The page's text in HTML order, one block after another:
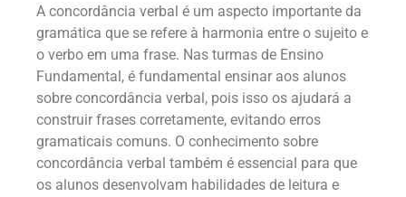
A concordância verbal é um aspecto importante da
gramática que se refere à harmonia entre o sujeito e
o verbo em uma frase. Nas turmas de Ensino
Fundamental, é fundamental ensinar aos alunos
sobre concordância verbal, pois isso os ajudará a
construir frases corretamente, evitando erros
gramaticais comuns. O conhecimento sobre
concordância verbal também é essencial para que
os alunos desenvolvam habilidades de leitura e